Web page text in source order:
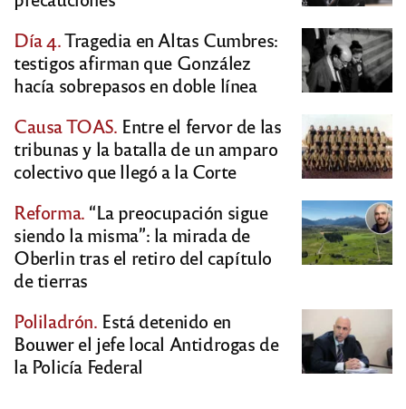
Día 4.Tragedia en Altas Cumbres:
testigos afirman que González
hacía sobrepasos en doble línea
Causa TOAS. Entre el fervor de las
tribunas y la batalla de un amparo
colectivo que llegó a la Corte
Reforma. “La preocupación sigue
siendo la misma”: la mirada de
Oberlin tras el retiro del capítulo
de tierras
Poliladrón. Está detenido en
Bouwer el jefe local Antidrogas de
la Policía Federal